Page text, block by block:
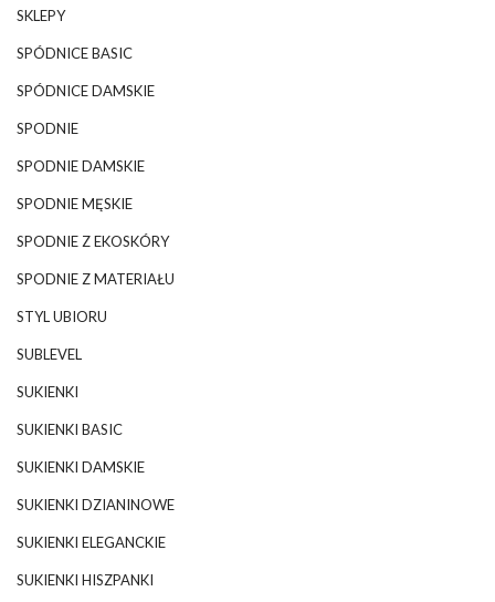
SKLEPY
SPÓDNICE BASIC
SPÓDNICE DAMSKIE
SPODNIE
SPODNIE DAMSKIE
SPODNIE MĘSKIE
SPODNIE Z EKOSKÓRY
SPODNIE Z MATERIAŁU
STYL UBIORU
SUBLEVEL
SUKIENKI
SUKIENKI BASIC
SUKIENKI DAMSKIE
SUKIENKI DZIANINOWE
SUKIENKI ELEGANCKIE
SUKIENKI HISZPANKI